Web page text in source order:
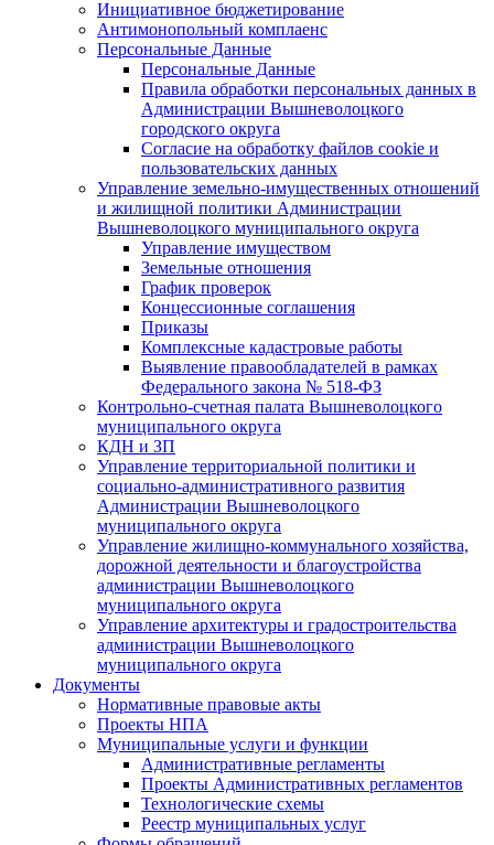
Инициативное бюджетирование
Антимонопольный комплаенс
Персональные Данные
Персональные Данные
Правила обработки персональных данных в
Администрации Вышневолоцкого
городского округа
Согласие на обработку файлов cookie и
пользовательских данных
Управление земельно-имущественных отношений
и жилищной политики Администрации
Вышневолоцкого муниципального округа
Управление имуществом
Земельные отношения
График проверок
Концессионные соглашения
Приказы
Комплексные кадастровые работы
Выявление правообладателей в рамках
Федерального закона № 518-ФЗ
Контрольно-счетная палата Вышневолоцкого
муниципального округа
КДН и ЗП
Управление территориальной политики и
социально-административного развития
Администрации Вышневолоцкого
муниципального округа
Управление жилищно-коммунального хозяйства,
дорожной деятельности и благоустройства
администрации Вышневолоцкого
муниципального округа
Управление архитектуры и градостроительства
администрации Вышневолоцкого
муниципального округа
Документы
Нормативные правовые акты
Проекты НПА
Муниципальные услуги и функции
Административные регламенты
Проекты Административных регламентов
Технологические схемы
Реестр муниципальных услуг